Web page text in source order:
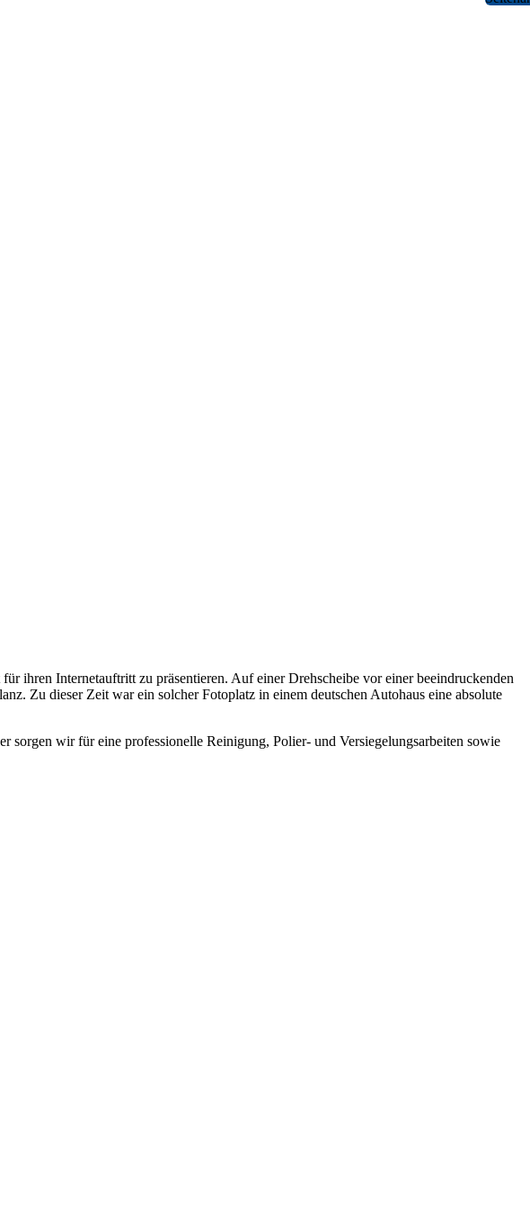
ihren Internetauftritt zu präsentieren. Auf einer Drehscheibe vor einer beeindruckenden
Zu dieser Zeit war ein solcher Fotoplatz in einem deutschen Autohaus eine absolute
wir für eine professionelle Reinigung, Polier- und Versiegelungsarbeiten sowie